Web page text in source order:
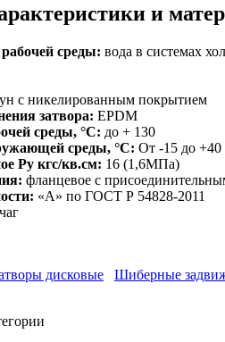
и
среды: вода в системах
с никелированным покрытием
затвора: EPDM
среды, °С: до + 130
среды, °С: От -15 до +40
Ру кгс/кв.см: 16 (1,6МПа)
фланцевое с
«А» по ГОСТ Р 54828-2011
дисковые Шиберные